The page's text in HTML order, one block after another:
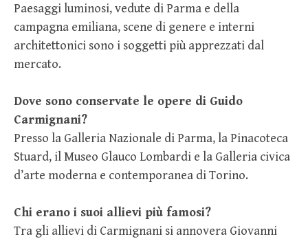
Paesaggi luminosi, vedute di Parma e della
campagna emiliana, scene di genere e interni
architettonici sono i soggetti più apprezzati dal
mercato.
Dove sono conservate le opere di Guido
Carmignani?
Presso la Galleria Nazionale di Parma, la Pinacoteca
Stuard, il Museo Glauco Lombardi e la Galleria civica
d’arte moderna e contemporanea di Torino.
Chi erano i suoi allievi più famosi?
Tra gli allievi di Carmignani si annovera Giovanni